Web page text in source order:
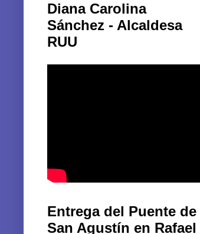
Diana Carolina
Sánchez - Alcaldesa
RUU
Entrega del Puente de
San Agustín en Rafael